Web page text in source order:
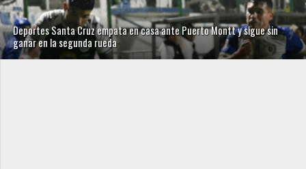
Deportes Santa Cruz empata en casa ante Puerto Montt y sigue sin
ganar en la segunda rueda